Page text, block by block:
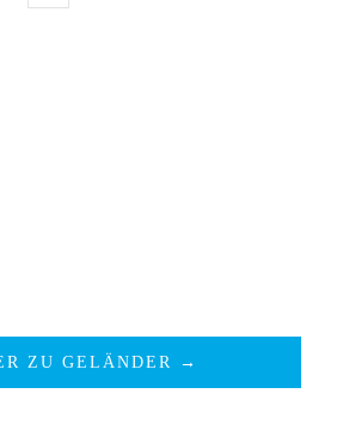
ZU GELÄNDER →